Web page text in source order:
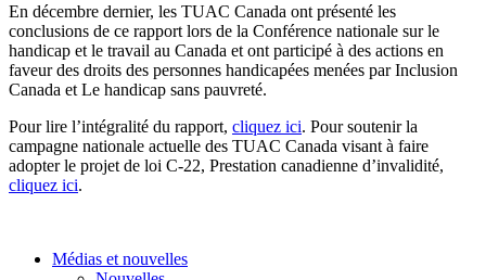
En décembre dernier, les TUAC Canada ont présenté les
conclusions de ce rapport lors de la Conférence nationale sur le
handicap et le travail au Canada et ont participé à des actions en
faveur des droits des personnes handicapées menées par Inclusion
Canada et Le handicap sans pauvreté.
Pour lire l’intégralité du rapport, cliquez ici. Pour soutenir la
campagne nationale actuelle des TUAC Canada visant à faire
adopter le projet de loi C‑22, Prestation canadienne d’invalidité,
cliquez ici.
Médias et nouvelles